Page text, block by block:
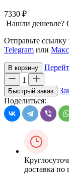
7330 ₽
Нашли дешевле?
Отправьте
Telegram или Макс
В корзину
1
Быстрый заказ
Поделиться:
доставка по